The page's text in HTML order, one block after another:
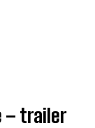
– trailer